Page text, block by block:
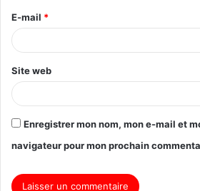
E-mail *
Site web
Enregistrer mon nom, mon e-mail et
navigateur pour mon prochain